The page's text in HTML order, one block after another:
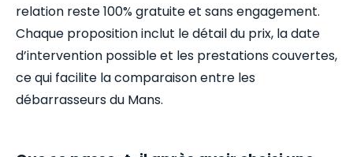
relation reste 100% gratuite et sans engagement.
Chaque proposition inclut le détail du prix, la date
d’intervention possible et les prestations couvertes,
ce qui facilite la comparaison entre les
débarrasseurs du Mans.